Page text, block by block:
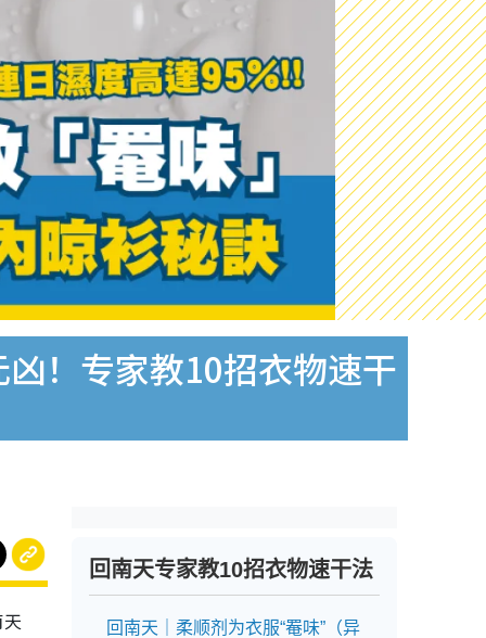
！专家教10招衣物速干
回南天专家教10招衣物速干法
回南天｜柔顺剂为衣服“罨味”（异